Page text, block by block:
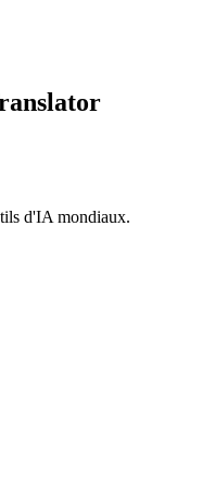
d'IA mondiaux.